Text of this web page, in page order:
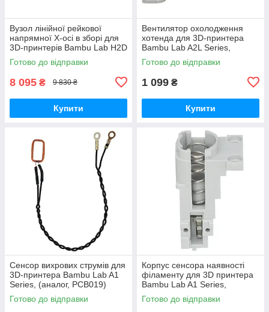
Вузол лінійної рейкової
напрямної X-осі в зборі для
3D-принтерів Bambu Lab H2D
Series, (оригінал, FAC110)
Готово до відправки
8 095 ₴ 9 830 ₴
Купити
Вентилятор охолодження
хотенда для 3D-принтера
Bambu Lab A2L Series,
безщітковий, 5В 0.4A,
(оригінал, FAF027)
Готово до відправки
1 099 ₴
Купити
Сенсор вихрових струмів для
3D-принтера Bambu Lab A1
Series, (аналог, PCB019)
Готово до відправки
Корпус cенсора наявності
філаменту для 3D принтера
Bambu Lab A1 Series,
(оригінал, FAC055)
Готово до відправки